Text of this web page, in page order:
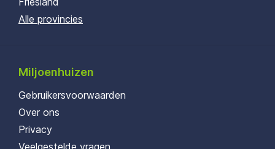
Alle provincies
Miljoenhuizen
Gebruikersvoorwaarden
Over ons
Privacy
Veelgestelde vragen